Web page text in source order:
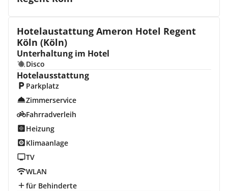
Hotelaustattung Ameron Hotel Regent
Köln (Köln)
Unterhaltung im Hotel
Disco
Hotelausstattung
Parkplatz
Zimmerservice
Fahrradverleih
Heizung
Klimaanlage
TV
WLAN
für Behinderte